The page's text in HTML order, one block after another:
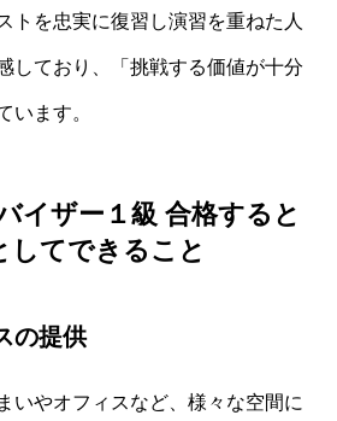
トを忠実に復習し演習を重ねた人
しており、「挑戦する価値が十分
います。
イザー１級 合格すると
してできること
の提供
いやオフィスなど、様々な空間に